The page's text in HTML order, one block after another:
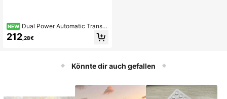
NEW Dual Power Automatic Transfe
r Switch NH404SZ-4P16A 63A100
APC Isolations-Umschalter, CHINT
212,28€
Könnte dir auch gefallen